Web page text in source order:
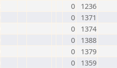
0
1236
0
1371
0
1374
0
1388
0
1379
0
1359